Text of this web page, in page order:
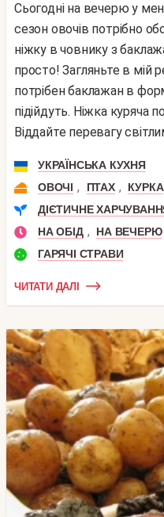
Сьогодні на вечерю у мене ароматне і ситне блюдо! У
сезон овочів потрібно
ніжку в човнику з
просто! Загляньте в мій
потрібен баклажан в
підійдуть. Ніжка куряча
Віддайте перевагу
УКРАЇНСЬКА КУХНЯ
ОВОЧІ , ПТАХ , КУРКА
ДІЄТИЧНЕ
НА ОБІД ,
НА ВЕЧЕРЮ
ГАРЯЧІ СТРАВИ
ЧИТАТИ ДАЛІ